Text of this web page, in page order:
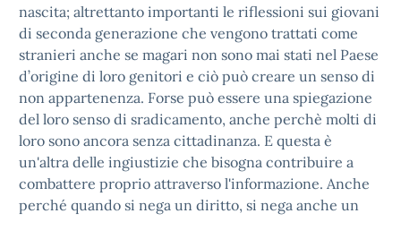
nascita; altrettanto importanti le riflessioni sui giovani
di seconda generazione che vengono trattati come
stranieri anche se magari non sono mai stati nel Paese
d’origine di loro genitori e ciò può creare un senso di
non appartenenza. Forse può essere una spiegazione
del loro senso di sradicamento, anche perchè molti di
loro sono ancora senza cittadinanza. E questa è
un'altra delle ingiustizie che bisogna contribuire a
combattere proprio attraverso l'informazione. Anche
perché quando si nega un diritto, si nega anche un